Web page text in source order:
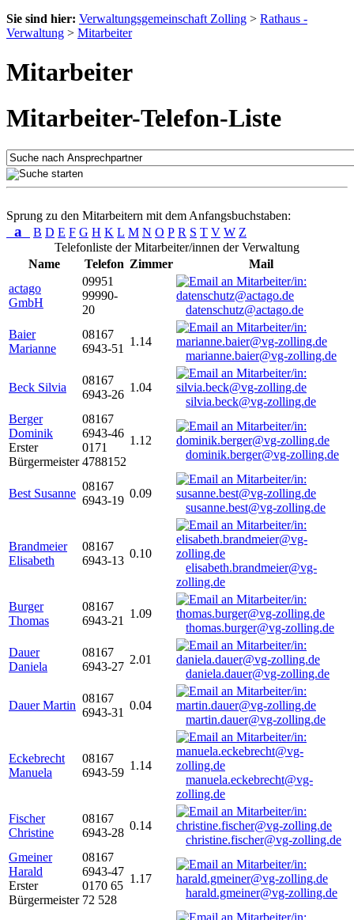
Sie sind hier: Verwaltungsgemeinschaft Zolling > Rathaus -
Verwaltung > Mitarbeiter
Mitarbeiter
Mitarbeiter-Telefon-Liste
Sprung zu den Mitarbeitern mit dem Anfangsbuchstaben:
a B D E F G H K L M N O P R S T V W Z
Telefonliste der Mitarbeiter/innen der Verwaltung
Name
Telefon Zimmer
Mail
actago
GmbH
09951
99990-
20
datenschutz@actago.de
Baier
Marianne
08167
6943-51
1.14
marianne.baier@vg-zolling.de
Beck Silvia
08167
6943-26
1.04
silvia.beck@vg-zolling.de
Berger
Dominik
Erster
Bürgermeister
08167
6943-46
0171
4788152
1.12
dominik.berger@vg-zolling.de
Best Susanne
08167
6943-19
0.09
susanne.best@vg-zolling.de
Brandmeier
Elisabeth
08167
6943-13
0.10
elisabeth.brandmeier@vg-
zolling.de
Burger
Thomas
08167
6943-21
1.09
thomas.burger@vg-zolling.de
Dauer
Daniela
08167
6943-27
2.01
daniela.dauer@vg-zolling.de
Dauer Martin
08167
6943-31
0.04
martin.dauer@vg-zolling.de
Eckebrecht
Manuela
08167
6943-59
1.14
manuela.eckebrecht@vg-
zolling.de
Fischer
Christine
08167
6943-28
0.14
christine.fischer@vg-zolling.de
Gmeiner
Harald
Erster
Bürgermeister
08167
6943-47
0170 65
72 528
1.17
harald.gmeiner@vg-zolling.de